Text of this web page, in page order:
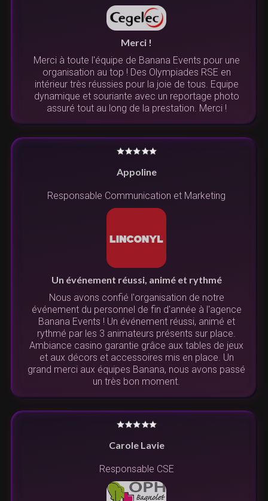
Merci !
Merci à toute l'équipe de Banana Events pour une
organisation au top ! Des Olympiades RSE en
intérieur très réussies pour la joie de tous. Equipe
dynamique et souriante avec un reportage photo
assuré tout au long de la prestation. Merci !
Appoline
Responsable Communication et Marketing
Un événement réussi, animé et rythmé
Nous avons confié l'organisation de notre
événement du personnel de fin d'année à l'agence
Banana Events ! Un événement réussi, animé et
rythmé par les 3 animateurs présents sur place.
Ambiance casino garantie grâce aux tables de jeux
et aux décors et accessoires mis en place. Un
grand merci aux équipes Banana, nous avons passé
un très bon moment.
Carole Lavie
Responsable CSE